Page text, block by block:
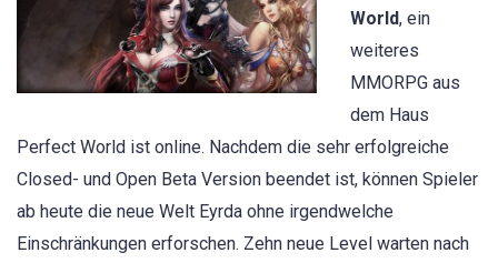
World, ein
weiteres
MMORPG aus
dem Haus
Perfect World ist online. Nachdem die sehr erfolgreiche
Closed- und Open Beta Version beendet ist, können Spieler
ab heute die neue Welt Eyrda ohne irgendwelche
Einschränkungen erforschen. Zehn neue Level warten nach